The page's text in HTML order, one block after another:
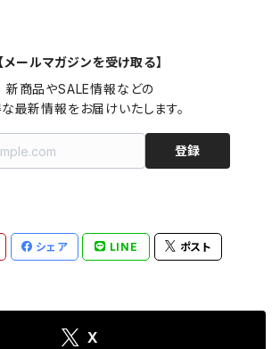
【メールマガジンを受け取る】
新商品やSALE情報などの
最新情報をお届けいたします。
登録
シェア LINE ポスト
X